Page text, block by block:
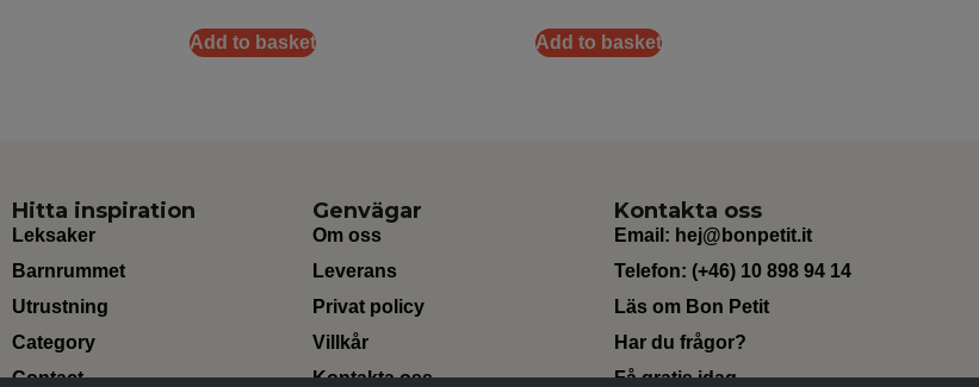
Add to basket Add to basket
Hitta inspiration
Leksaker
Barnrummet
Utrustning
Category
Contact
Genvägar
Om oss
Leverans
Privat policy
Villkår
Kontakta oss
Kontakta oss
Email: hej@bonpetit.it
Telefon: (+46) 10 898 94 14
Läs om Bon Petit
Har du frågor?
Få gratis idag